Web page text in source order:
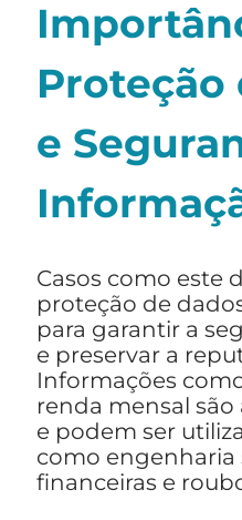
Proteção
e
Casos como este
proteção de
para garantir a
e preservar a
Informações
renda mensal
e podem ser
como engenharia
financeiras e